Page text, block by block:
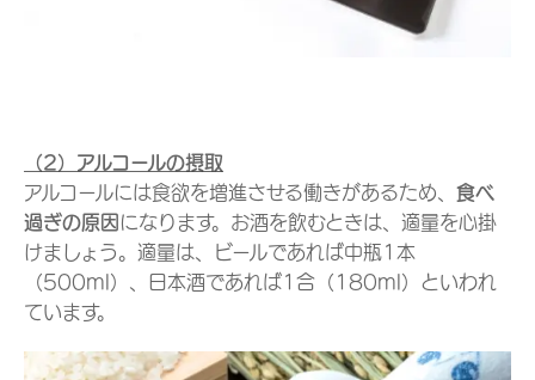
（2）アルコールの摂取
アルコールには食欲を増進させる働きがあるため、 食べ
過ぎの原因 になります。お酒を飲むときは、適量を心掛
けましょう。適量は、ビールであれば中瓶1本
（500ml）、日本酒であれば1合（180ml）といわれ
ています。